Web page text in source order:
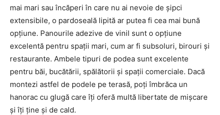
mai mari sau încăperi în care nu ai nevoie de șipci
extensibile, o pardoseală lipită ar putea fi cea mai bună
opțiune. Panourile adezive de vinil sunt o opțiune
excelentă pentru spații mari, cum ar fi subsoluri, birouri și
restaurante. Ambele tipuri de podea sunt excelente
pentru băi, bucătării, spălătorii și spații comerciale. Dacă
montezi astfel de podele pe terasă, poți îmbrăca un
hanorac cu glugă care îți oferă multă libertate de mișcare
și îți ține și de cald.